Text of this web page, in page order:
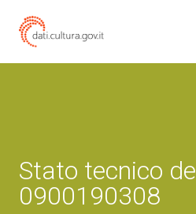
Stato tecnico
0900190308